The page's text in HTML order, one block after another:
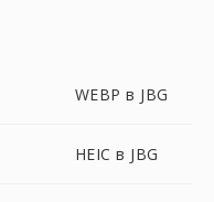
WEBP в JBG
HEIC в JBG